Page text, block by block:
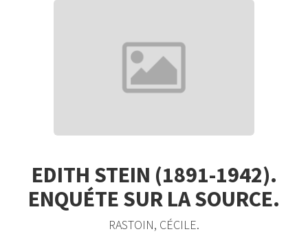
EDITH STEIN (1891-1942).
ENQUÉTE SUR LA SOURCE.
RASTOIN, CÉCILE.